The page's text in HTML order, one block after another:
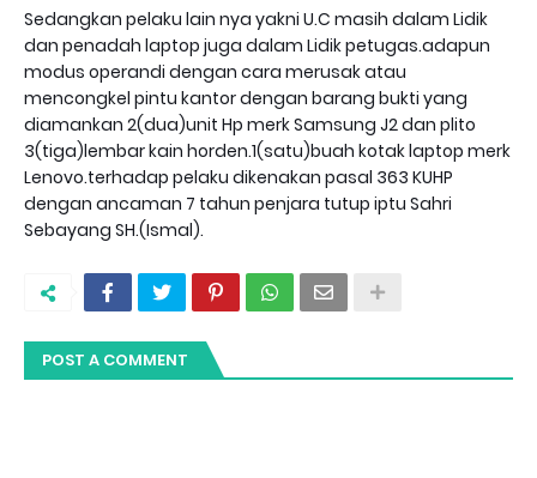
Sedangkan pelaku lain nya yakni U.C masih dalam Lidik
dan penadah laptop juga dalam Lidik petugas.adapun
modus operandi dengan cara merusak atau
mencongkel pintu kantor dengan barang bukti yang
diamankan 2(dua)unit Hp merk Samsung J2 dan plito
3(tiga)lembar kain horden.1(satu)buah kotak laptop merk
Lenovo.terhadap pelaku dikenakan pasal 363 KUHP
dengan ancaman 7 tahun penjara tutup iptu Sahri
Sebayang SH.(Ismal).
POST A COMMENT